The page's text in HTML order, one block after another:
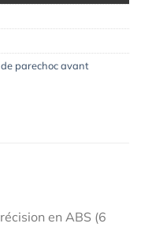
parechoc avant
en ABS (6